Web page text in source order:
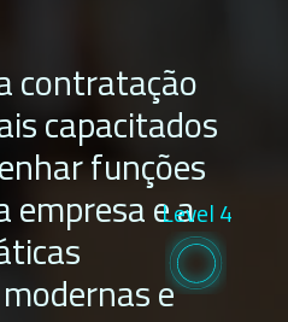
contratação
capacitados
funções
empresa e a
e
Level 4